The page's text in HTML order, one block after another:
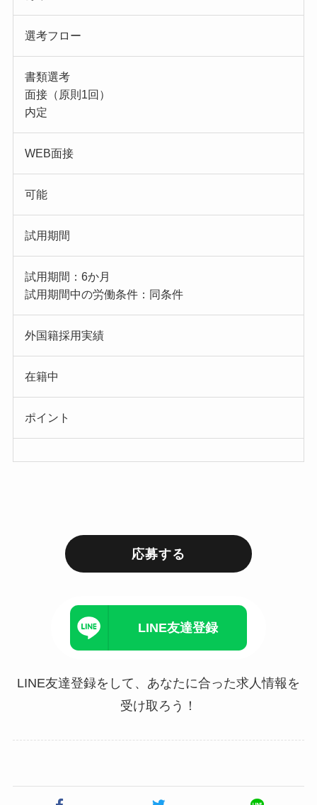
選考フロー
書類選考
面接（原則1回）
内定
WEB面接
可能
試用期間
試用期間：6か月
試用期間中の労働条件：同条件
外国籍採用実績
在籍中
ポイント
応募する
LINE友達登録
LINE友達登録をして、あなたに合った求人情報を
受け取ろう！